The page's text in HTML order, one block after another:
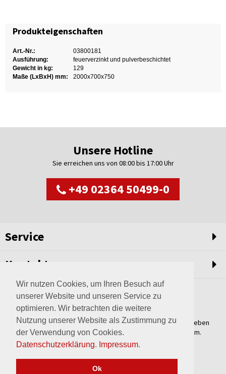
Wir nutzen Cookies, um Ihren Besuch auf
unserer Website und unseren Service zu
optimieren. Wir betrachten die weitere
Nutzung unserer Website als Zustimmung zu
der Verwendung von Cookies.
Datenschutzerklärung. Impressum.
Ok
Produkteigenschaften
Art.-Nr.:
03800181
Ausführung:
feuerverzinkt und pulverbeschichtet
Gewicht in kg:
129
Maße (LxBxH) mm:
2000x700x750
Unsere Hotline
Sie erreichen uns von 08:00 bis 17:00 Uhr
+49 02364 50499-0
Service
Kontakt
Weltweit setzen wir unsere Erfahrungswerte und unser Streben
nach innovativen Lösungen in unvergleichliche Anlagen um.
Erfahren Sie mehr über uns.